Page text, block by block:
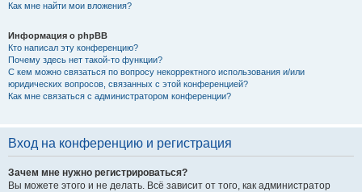
Как мне найти мои вложения?
Информация о phpBB
Кто написал эту конференцию?
Почему здесь нет такой-то функции?
С кем можно связаться по вопросу некорректного использования и/или
юридических вопросов, связанных с этой конференцией?
Как мне связаться с администратором конференции?
Вход на конференцию и регистрация
Зачем мне нужно регистрироваться?
Вы можете этого и не делать. Всё зависит от того, как администратор